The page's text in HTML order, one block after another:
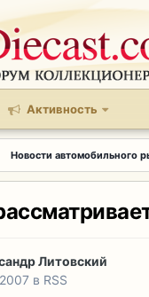
Активность
Новости автомобильного
Литовский
в RSS